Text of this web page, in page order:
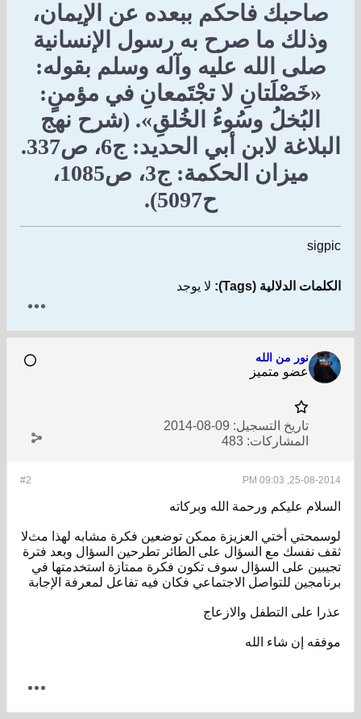
صاحبك فاحكم ببعده عن الإيمان،
وذلك ما صرح به رسول الإنسانية
صلى الله عليه وآله وسلم بقوله:
«خَصْلَتانِ لا تجْتَمعانِ في مؤمنٍ:
البُخلُ وسُوءُ الخُلقِ». (شرح نهج
البلاغة لابن أبي الحديد: ج6، ص337.
ميزان الحكمة: ج3، ص1085،
ح5097).
sigpic
الكلمات الدلالية (Tags): لا يوجد
نور من الله
عضو متميز
تاريخ التسجيل: 09-08-2014
المشاركات: 483
#2 25-08-2014, 09:03 PM
السلام عليكم ورحمة الله وبركاته
لوسمحتي أختي العزيزة ممكن توضعين فكرة مشابه لهذا مثﻻ
ثقف نفسك مع السؤال على الطائر تطرحين السؤال وبعد فترة
تجيبين على السؤال سوف تكون فكرة ممتازة استخدمتها في
برنامجين للتواصل الاجتماعي فكان فيه تفاعل لمعرفة اﻹجابة
عذرا على التطفل واﻻزعاج
موفقه إن شاء الله